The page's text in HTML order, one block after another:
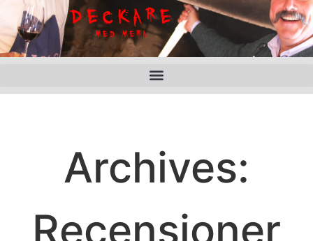
Archives:
Recensioner